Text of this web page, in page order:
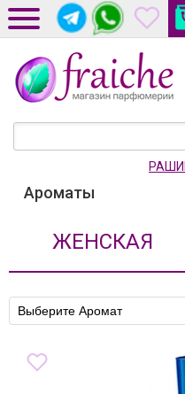
Ароматы
ЖЕНСКАЯ